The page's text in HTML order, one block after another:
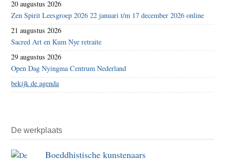
20 augustus 2026
Zen Spirit Leesgroep 2026 22 januari t/m 17 december 2026 online
21 augustus 2026
Sacred Art en Kum Nye retraite
29 augustus 2026
Open Dag Nyingma Centrum Nederland
bekijk de agenda
De werkplaats
Boeddhistische kunstenaars